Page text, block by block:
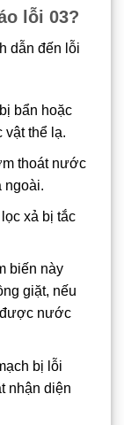
lỗi 03?
dẫn đến lỗi
bẩn hoặc
vật thể lạ.
thoát nước
ngoài.
xả bị tắc
biến này
giặt, nếu
được nước
bị lỗi
nhận diện